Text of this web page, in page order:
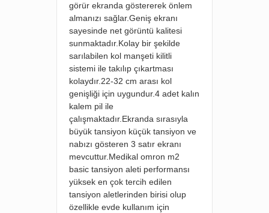
görür ekranda göstererek önlem
almanızı sağlar.Geniş ekranı
sayesinde net görüntü kalitesi
sunmaktadır.Kolay bir şekilde
sarılabilen kol manşeti kilitli
sistemi ile takılıp çıkartması
kolaydır.22-32 cm arası kol
genişliği için uygundur.4 adet kalın
kalem pil ile
çalışmaktadır.Ekranda sırasıyla
büyük tansiyon küçük tansiyon ve
nabızı gösteren 3 satır ekranı
mevcuttur.Medikal omron m2
basic tansiyon aleti performansı
yüksek en çok tercih edilen
tansiyon aletlerinden birisi olup
özellikle evde kullanım için